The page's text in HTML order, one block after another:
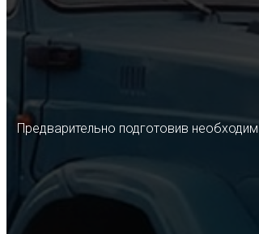
Предварительно подготовив